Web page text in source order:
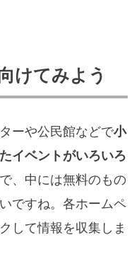
けてみよう
ーや公民館などで小
イベントがいろいろ
、中には無料のもの
ですね。各ホームペ
して情報を収集しま